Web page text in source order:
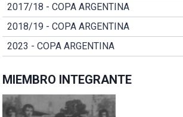
2017/18 - COPA ARGENTINA
2018/19 - COPA ARGENTINA
2023 - COPA ARGENTINA
MIEMBRO INTEGRANTE